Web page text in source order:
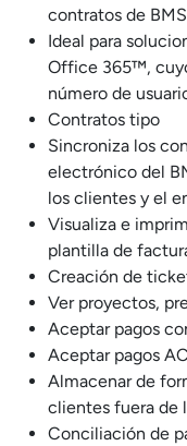
contratos de
Ideal para
Office 365™,
número de
Contratos tipo
Sincroniza los
electrónico del
los clientes y el
Visualiza e
plantilla de
Creación de
Ver proyectos,
Aceptar pagos
Aceptar pagos
Almacenar de
clientes fuera de
Conciliación de